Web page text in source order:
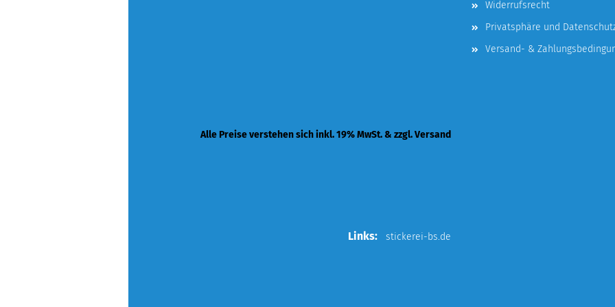
Widerrufsrecht
Privatsphäre und
Versand- &
Alle Preise verstehen sich inkl. 19% MwSt. & zzgl. Versand
Links: stickerei-bs.de